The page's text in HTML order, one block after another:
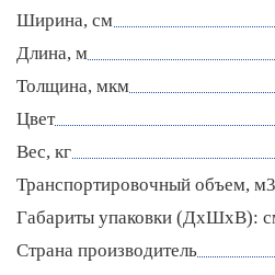
Ширина, см
Длина, м
Толщина, мкм
Цвет
Вес, кг
Транспортировочный объем, м3
Габариты упаковки (ДxШxВ):
Страна производитель